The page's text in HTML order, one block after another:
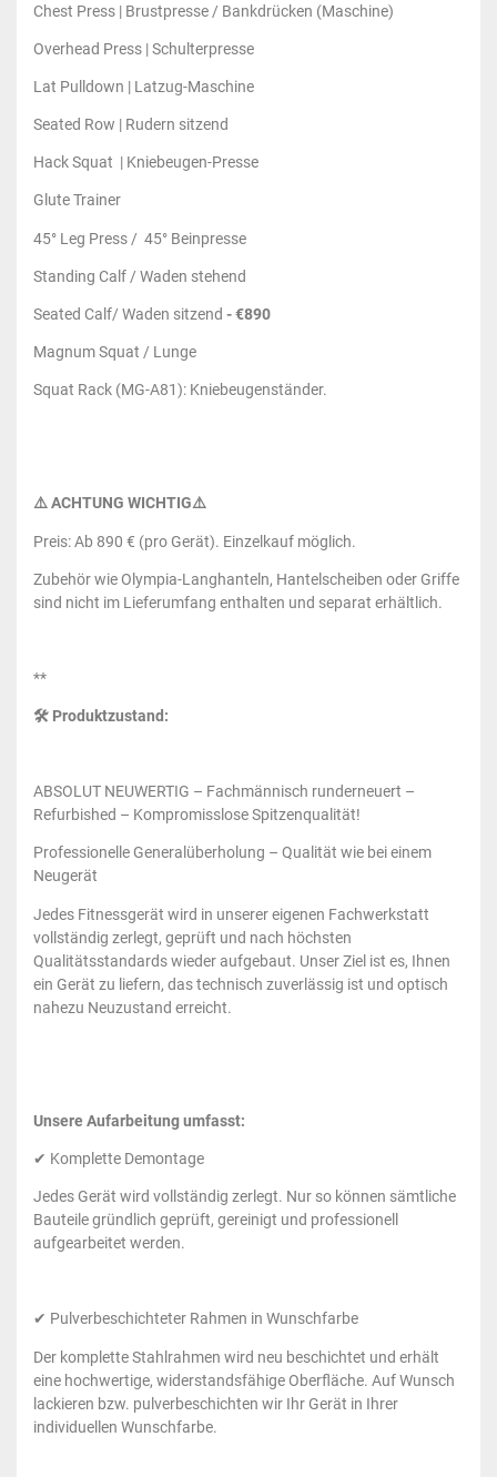
Chest Press | Brustpresse / Bankdrücken (Maschine)
Overhead Press | Schulterpresse
Lat Pulldown | Latzug-Maschine
Seated Row | Rudern sitzend
Hack Squat | Kniebeugen-Presse
Glute Trainer
45° Leg Press / 45° Beinpresse
Standing Calf / Waden stehend
Seated Calf/ Waden sitzend - €890
Magnum Squat / Lunge
Squat Rack (MG-A81): Kniebeugenständer.
⚠️ ACHTUNG WICHTIG⚠️
Preis: Ab 890 € (pro Gerät). Einzelkauf möglich.
Zubehör wie Olympia-Langhanteln, Hantelscheiben oder Griffe
sind nicht im Lieferumfang enthalten und separat erhältlich.
**
🛠 Produktzustand:
ABSOLUT NEUWERTIG – Fachmännisch runderneuert –
Refurbished – Kompromisslose Spitzenqualität!
Professionelle Generalüberholung – Qualität wie bei einem
Neugerät
Jedes Fitnessgerät wird in unserer eigenen Fachwerkstatt
vollständig zerlegt, geprüft und nach höchsten
Qualitätsstandards wieder aufgebaut. Unser Ziel ist es, Ihnen
ein Gerät zu liefern, das technisch zuverlässig ist und optisch
nahezu Neuzustand erreicht.
Unsere Aufarbeitung umfasst:
✔ Komplette Demontage
Jedes Gerät wird vollständig zerlegt. Nur so können sämtliche
Bauteile gründlich geprüft, gereinigt und professionell
aufgearbeitet werden.
✔ Pulverbeschichteter Rahmen in Wunschfarbe
Der komplette Stahlrahmen wird neu beschichtet und erhält
eine hochwertige, widerstandsfähige Oberfläche. Auf Wunsch
lackieren bzw. pulverbeschichten wir Ihr Gerät in Ihrer
individuellen Wunschfarbe.